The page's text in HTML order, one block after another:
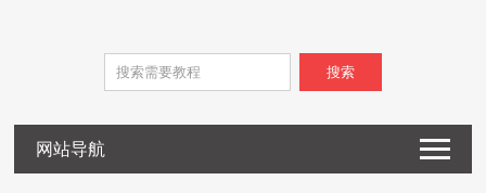
搜索
网站导航